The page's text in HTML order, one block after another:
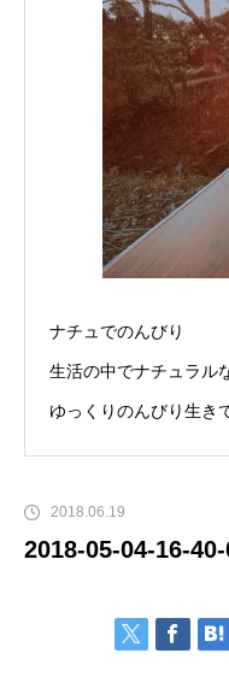
ナチュでのんびり
生活の中でナチュラル
ゆっくりのんびり生き
2018.06.19
2018-05-04-16-